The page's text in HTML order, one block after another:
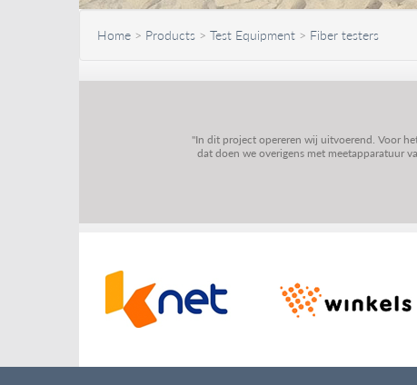
Home > Products > Test Equipment > Fiber testers
"In dit project opereren wij uitvoerend. Voor
dat doen we overigens met meetapparatuur